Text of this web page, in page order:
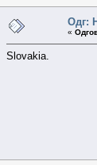
Одг:
«
Slovakia.